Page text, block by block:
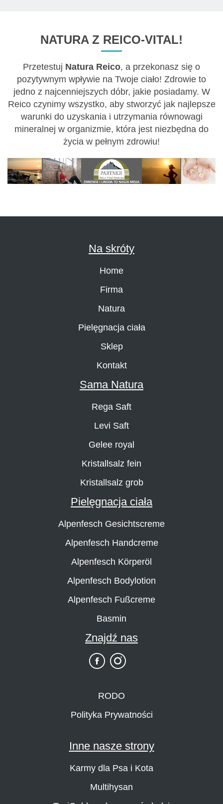
NATURA Z REICO-VITAL!
Przetestuj Natura Reico, a przekonasz się o
pozytywnym wpływie na Twoje ciało! Zdrowie to
jedno z najcenniejszych dóbr, jakie posiadamy. W
Reico czynimy wszystko, aby stworzyć jak najlepsze
warunki do uzyskania i utrzymania równowagi
mineralnej w organizmie, która jest niezbędna do
życia w pełnym zdrowiu!
Na skróty
Home
Firma
Natura
Pielęgnacja ciała
Sklep
Kontakt
Sama Natura
Rega Saft
Levi Saft
Gelee royal
Kristallsalz fein
Kristallsalz grob
Pielęgnacja ciała
Alpenfesch Gesichtscreme
Alpenfesch Handcreme
Alpenfesch Körperöl
Alpenfesch Bodylotion
Alpenfesch Fußcreme
Basmin
Znajdź nas
RODO
Polityka Prywatności
Inne nasze strony
Karmy dla Psa i Kota
Multihysan